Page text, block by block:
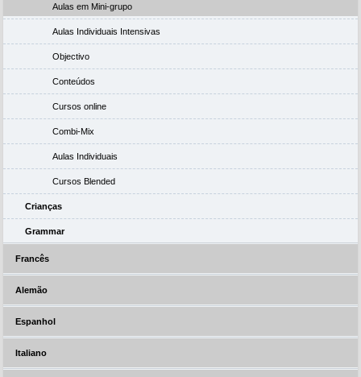
Aulas em Mini-grupo
Aulas Individuais Intensivas
Objectivo
Conteúdos
Cursos online
Combi-Mix
Aulas Individuais
Cursos Blended
Crianças
Grammar
Francês
Alemão
Espanhol
Italiano